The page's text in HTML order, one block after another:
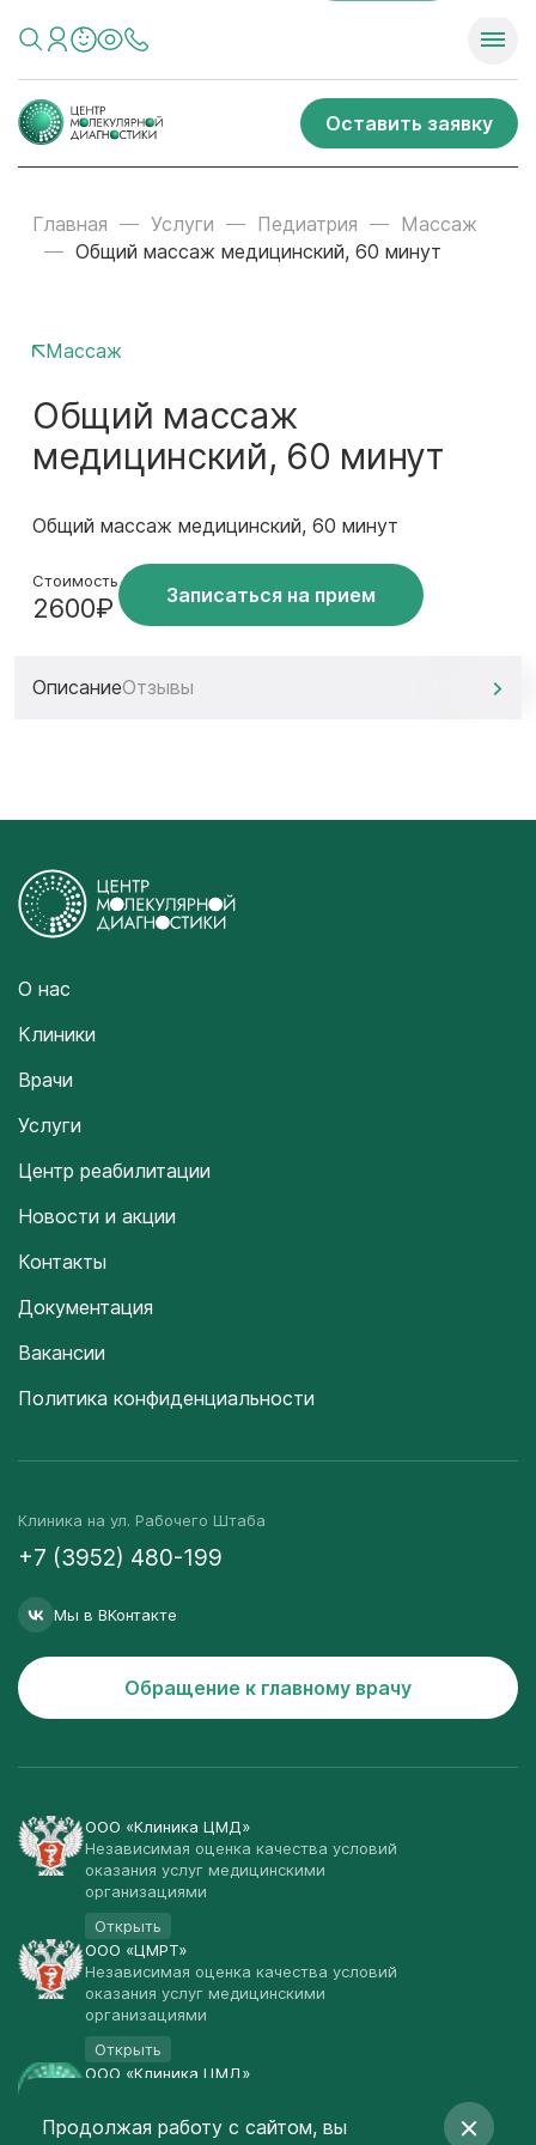
Оставить заявку
Главная Услуги Педиатрия
Массаж
Общий массаж медицинский, 60 минут
Массаж
Общий массаж
медицинский, 60 минут
Общий массаж медицинский, 60 минут
Стоимость
2600₽ Записаться на прием
ОписаниеОтзывы
О нас
Клиники
Врачи
Услуги
Центр реабилитации
Новости и акции
Контакты
Документация
Вакансии
Политика конфиденциальности
Клиника на ул. Рабочего Штаба
+7 (3952) 480-199
Мы в ВКонтакте
Обращение к главному врачу
ООО «Клиника ЦМД»
Независимая оценка качества условий
оказания услуг медицинскими
организациями
Открыть
ООО «ЦМРТ»
Независимая оценка качества условий
оказания услуг медицинскими
организациями
Открыть
ООО «Клиника ЦМД»
Открыть
Продолжая работу с сайтом, вы